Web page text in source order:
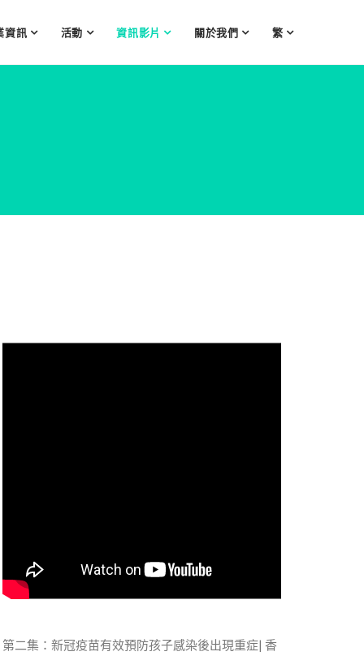
資訊 活動 資訊影片 關於我們 繁
第二集：新冠疫苗有效預防孩子感染後出現重症| 香